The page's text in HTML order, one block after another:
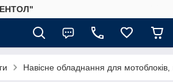
Навісне обладнання для мотоблоків,